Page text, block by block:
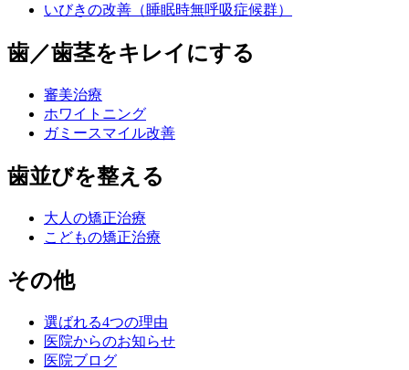
いびきの改善（睡眠時無呼吸症候群）
歯／歯茎をキレイにする
審美治療
ホワイトニング
ガミースマイル改善
歯並びを整える
大人の矯正治療
こどもの矯正治療
その他
選ばれる4つの理由
医院からのお知らせ
医院ブログ